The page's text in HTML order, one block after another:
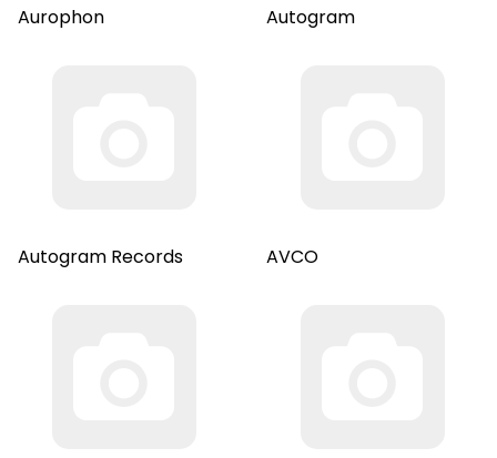
Aurophon Autogram
Autogram Records AVCO